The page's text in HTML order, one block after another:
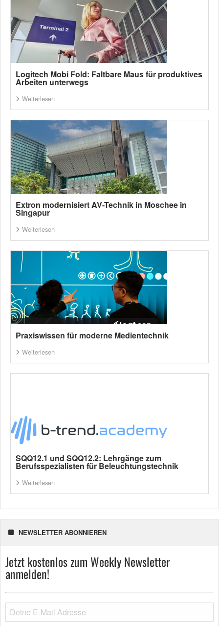
Logitech Mobi Fold: Faltbare Maus für produktives
Arbeiten unterwegs
Weiterlesen
Extron modernisiert AV-Technik in Moschee in
Singapur
Weiterlesen
Praxiswissen für moderne Medientechnik
Weiterlesen
SQQ12.1 und SQQ12.2: Lehrgänge zum
Berufsspezialisten für Beleuchtungstechnik
Weiterlesen
NEWSLETTER ABONNIEREN
Jetzt kostenlos zum Weekly Newsletter
anmelden!